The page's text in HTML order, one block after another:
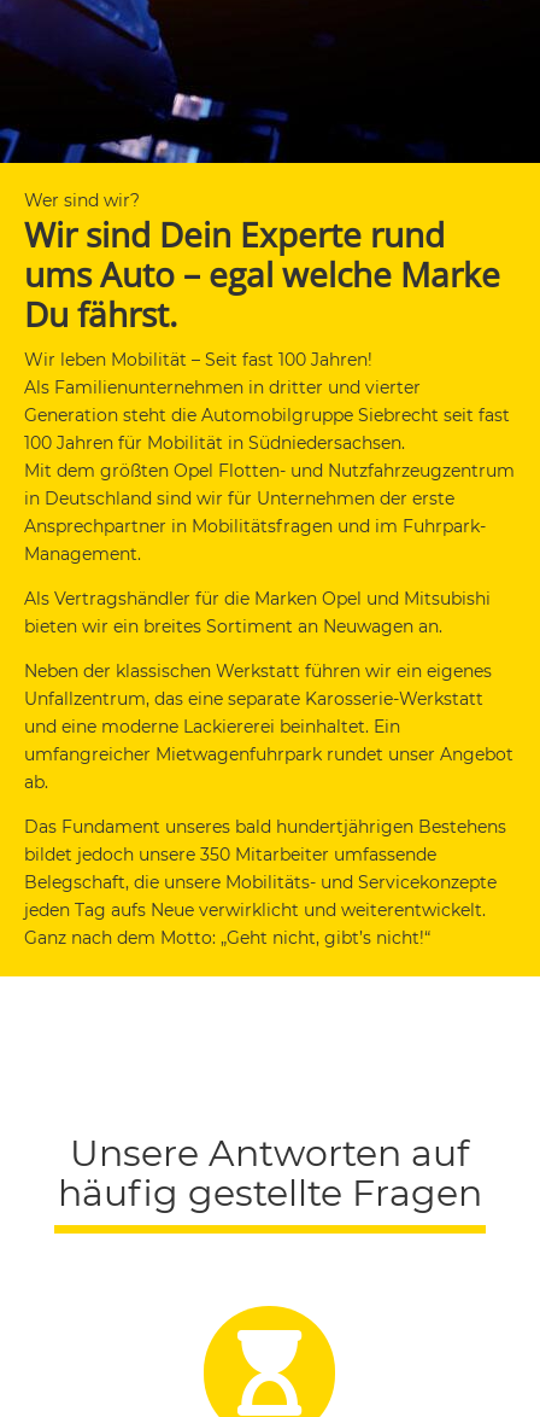
Wer sind wir?
Wir sind Dein Experte rund
ums Auto – egal welche Marke
Du fährst.
Wir leben Mobilität – Seit fast 100 Jahren!
Als Familienunternehmen in dritter und vierter
Generation steht die Automobilgruppe Siebrecht seit fast
100 Jahren für Mobilität in Südniedersachsen.
Mit dem größten Opel Flotten- und Nutzfahrzeugzentrum
in Deutschland sind wir für Unternehmen der erste
Ansprechpartner in Mobilitätsfragen und im Fuhrpark-
Management.
Als Vertragshändler für die Marken Opel und Mitsubishi
bieten wir ein breites Sortiment an Neuwagen an.
Neben der klassischen Werkstatt führen wir ein eigenes
Unfallzentrum, das eine separate Karosserie-Werkstatt
und eine moderne Lackiererei beinhaltet. Ein
umfangreicher Mietwagenfuhrpark rundet unser Angebot
ab.
Das Fundament unseres bald hundertjährigen Bestehens
bildet jedoch unsere 350 Mitarbeiter umfassende
Belegschaft, die unsere Mobilitäts- und Servicekonzepte
jeden Tag aufs Neue verwirklicht und weiterentwickelt.
Ganz nach dem Motto: „Geht nicht, gibt’s nicht!“
Unsere Antworten auf
häufig gestellte Fragen
